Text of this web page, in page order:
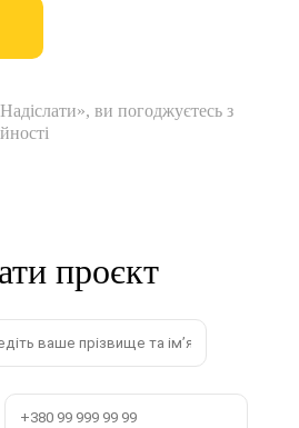
ви погоджуєтесь з
проєкт